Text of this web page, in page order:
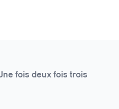
fois deux fois trois